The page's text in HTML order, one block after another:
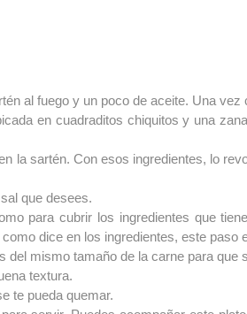
al fuego y un poco de aceite. Una
en cuadraditos chiquitos y una
la sartén. Con esos ingredientes, lo
que desees.
para cubrir los ingredientes que
dice en los ingredientes, este paso
mismo tamaño de la carne para
textura.
te pueda quemar.